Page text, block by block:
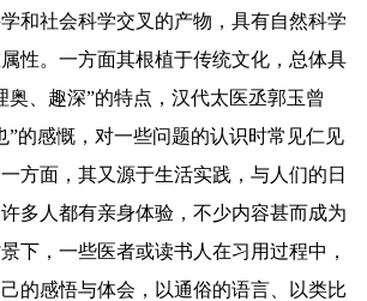
和社会科学交叉的产物，具有自然科学
性。一方面其根植于传统文化，总体具
奥、趣深”的特点，汉代太医丞郭玉曾
”的感慨，对一些问题的认识时常见仁见
方面，其又源于生活实践，与人们的日
多人都有亲身体验，不少内容甚而成为
下，一些医者或读书人在习用过程中，
的感悟与体会，以通俗的语言、以类比